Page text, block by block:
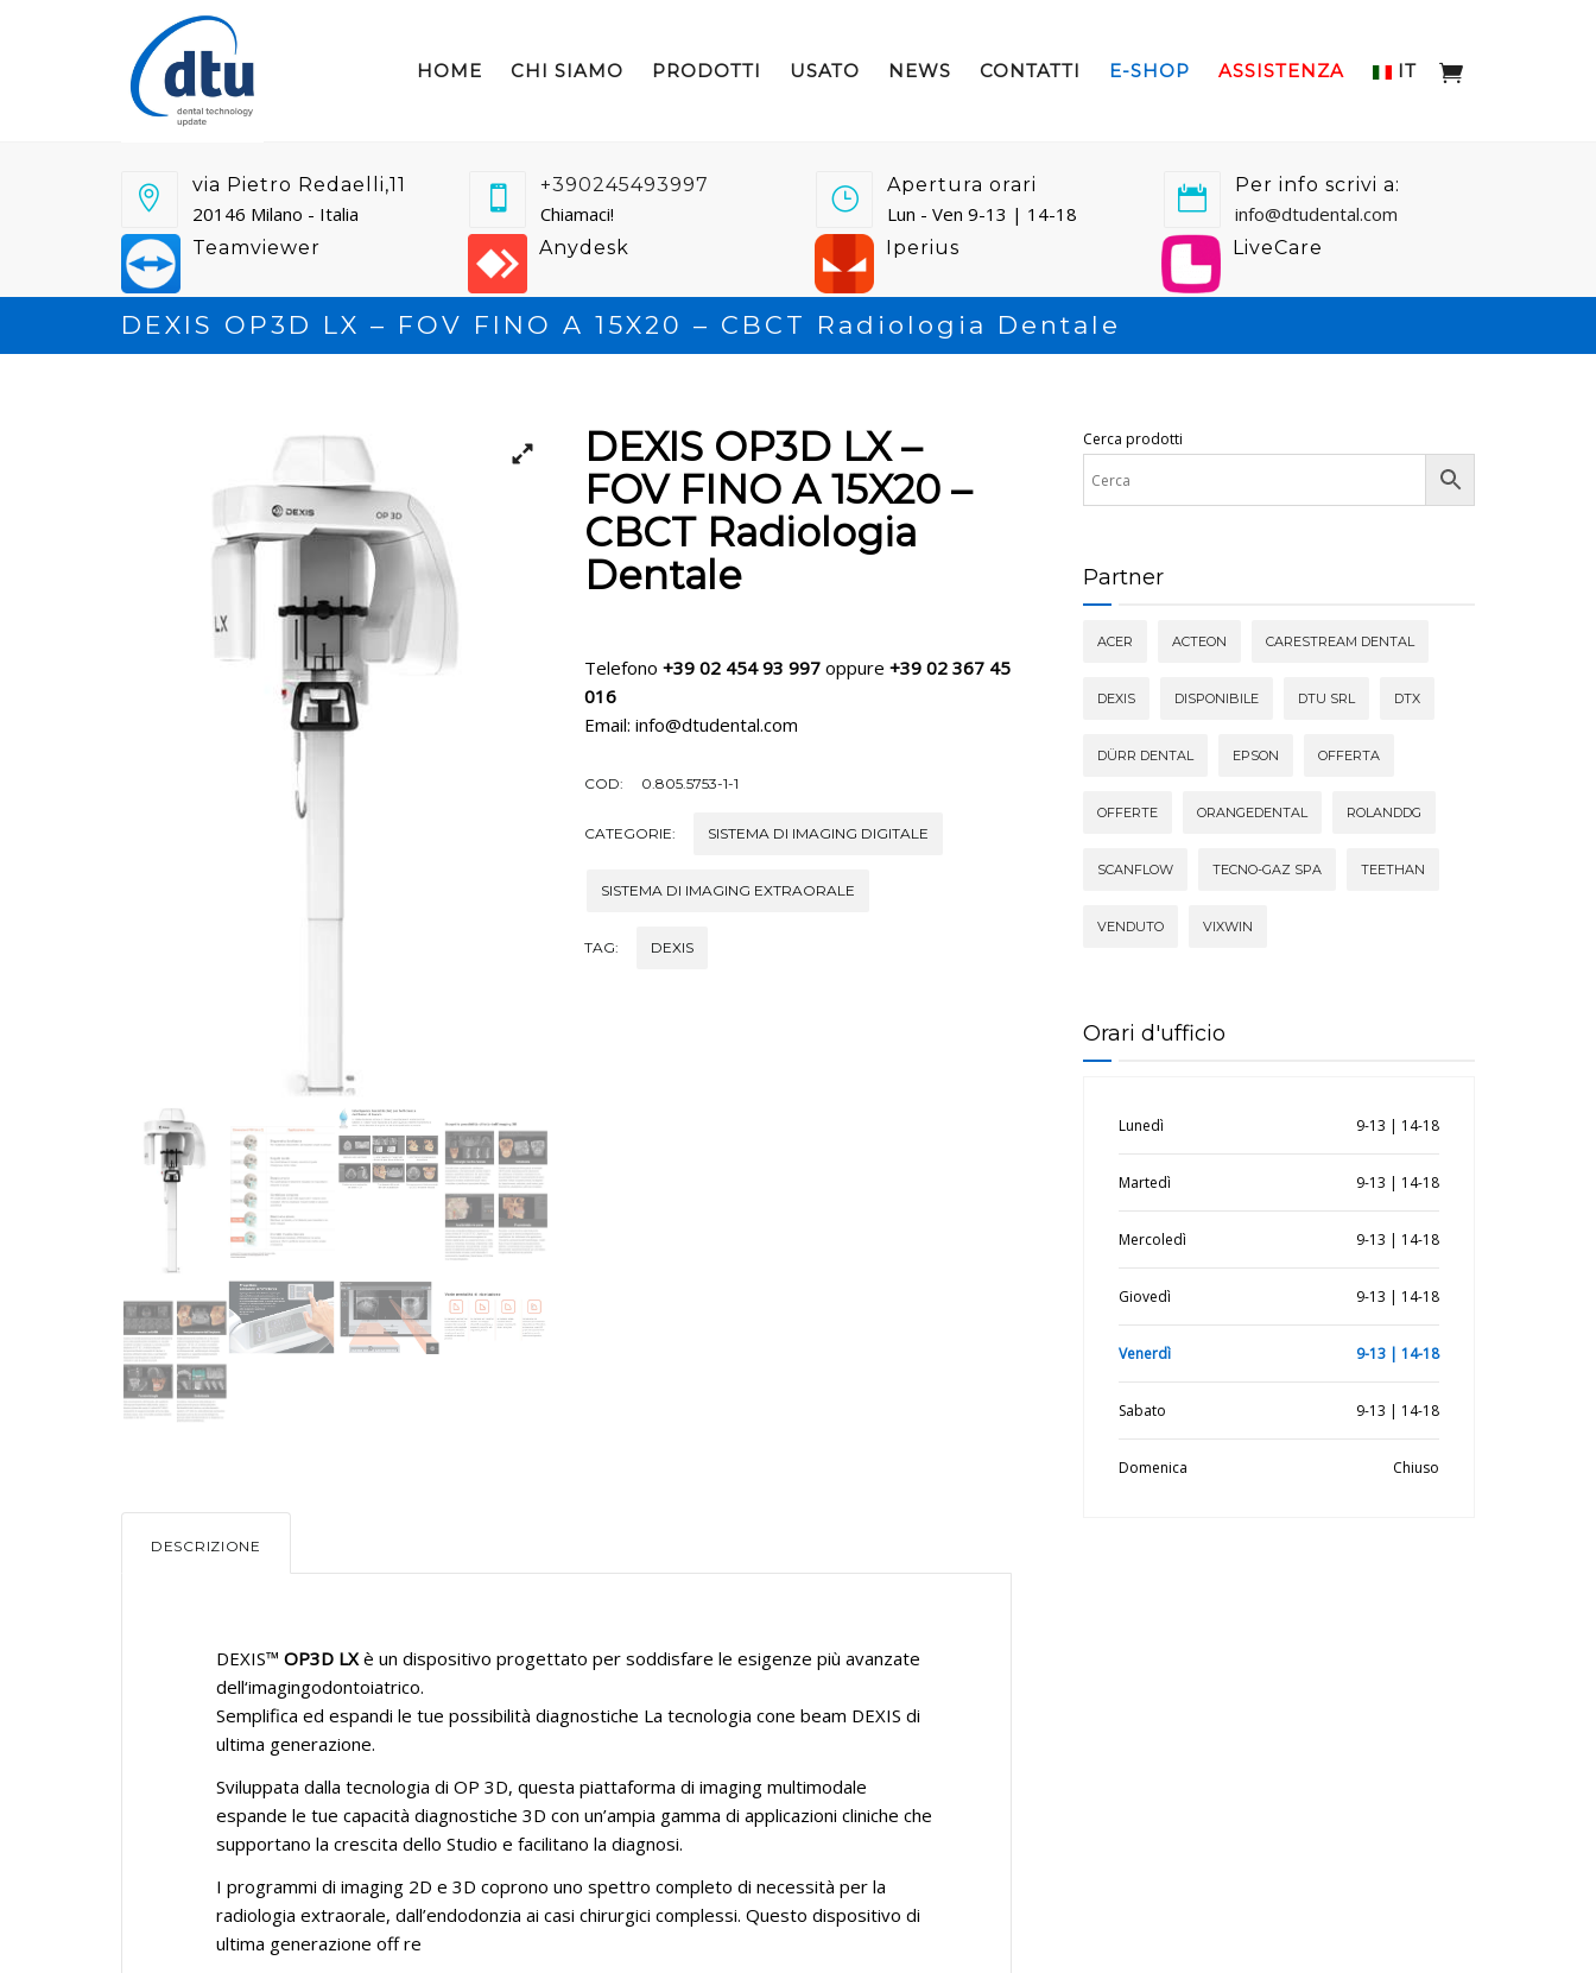
HOME CHI SIAMO PRODOTTI USATO NEWS CONTATTI E-SHOP ASSISTENZA IT
via Pietro Redaelli,11
20146 Milano - Italia
+390245493997
Chiamaci!
Apertura orari
Lun - Ven 9-13 | 14-18
Per info scrivi a:
info@dtudental.com
Teamviewer Anydesk Iperius LiveCare
DEXIS OP3D LX – FOV FINO A 15X20 – CBCT Radiologia Dentale
DEXIS OP3D LX –
FOV FINO A 15X20 –
CBCT Radiologia
Dentale
Telefono +39 02 454 93 997 oppure +39 02 367 45
016
Email: info@dtudental.com
COD: 0.805.5753-1-1
CATEGORIE: SISTEMA DI IMAGING DIGITALE
SISTEMA DI IMAGING EXTRAORALE
TAG: DEXIS
DESCRIZIONE
DEXIS™ OP3D LXè un dispositivo progettato per soddisfare le esigenze più avanzate
dell‘imagingodontoiatrico.
Semplifica ed espandi le tue possibilità diagnostiche La tecnologia cone beam DEXIS di
ultima generazione.
Sviluppata dalla tecnologia di OP 3D, questa piattaforma di imaging multimodale
espande le tue capacità diagnostiche 3D con un’ampia gamma di applicazioni cliniche che
supportano la crescita dello Studio e facilitano la diagnosi.
I programmi di imaging 2D e 3D coprono uno spettro completo di necessità per la
radiologia extraorale, dall’endodonzia ai casi chirurgici complessi. Questo dispositivo di
ultima generazione off re
Cerca prodotti
Partner
ACER ACTEON CARESTREAM DENTAL
DEXIS DISPONIBILE DTU SRL DTX
DÜRR DENTAL EPSON OFFERTA
OFFERTE ORANGEDENTAL ROLANDDG
SCANFLOW TECNO-GAZ SPA TEETHAN
VENDUTO VIXWIN
Orari d'ufficio
Lunedì 9-13 | 14-18
Martedì 9-13 | 14-18
Mercoledì 9-13 | 14-18
Giovedì 9-13 | 14-18
Venerdì 9-13 | 14-18
Sabato 9-13 | 14-18
Domenica Chiuso